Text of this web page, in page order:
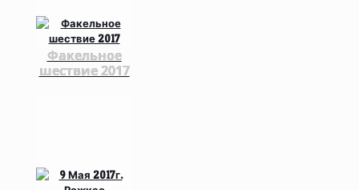
Факельное
шествие 2017